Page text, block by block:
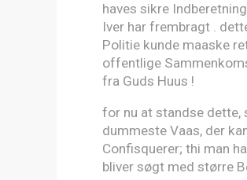
haves sikre
Iver har frembragt .
Politie kunde maaske
offentlige
fra Guds Huus !
for nu at standse dette,
dummeste Vaas, der
Confisquerer; thi man
bliver søgt med større